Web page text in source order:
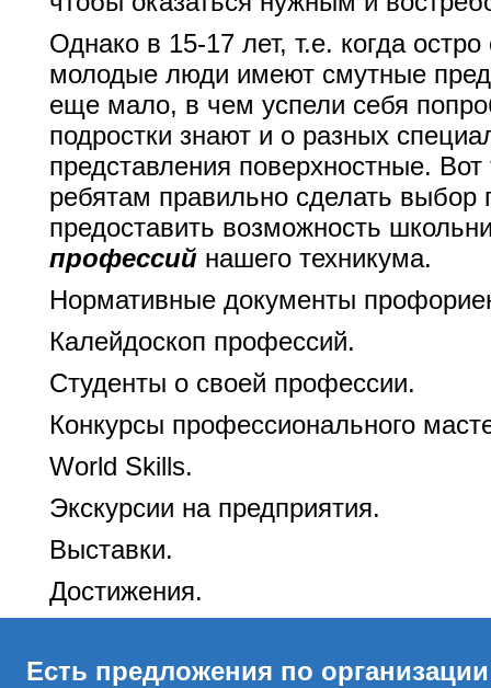
Однако в 15-17 лет, т.е. когда
молодые люди имеют смутные
еще мало, в чем успели себя
подростки знают и о разных
представления поверхностные.
ребятам правильно сделать
предоставить возможность
профессийнашего техникума.
Нормативные документы
Калейдоскоп профессий.
Студенты о своей профессии.
Конкурсы профессионального
World Skills.
Экскурсии на предприятия.
Выставки.
Достижения.
Есть предложения по организации